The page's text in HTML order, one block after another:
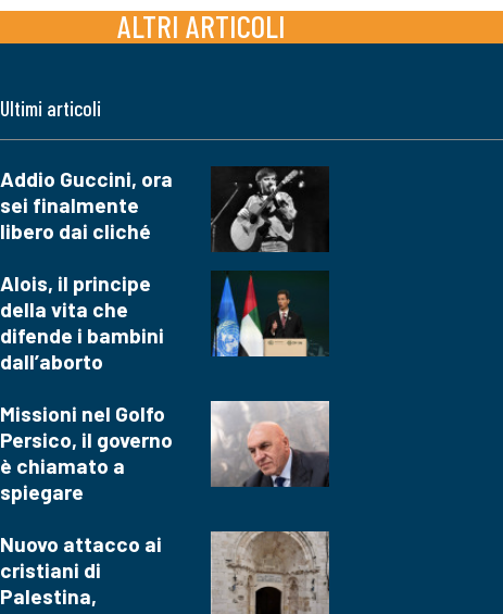
ALTRI ARTICOLI
Ultimi articoli
Addio Guccini, ora
sei finalmente
libero dai cliché
Alois, il principe
della vita che
difende i bambini
dall’aborto
Missioni nel Golfo
Persico, il governo
è chiamato a
spiegare
Nuovo attacco ai
cristiani di
Palestina,